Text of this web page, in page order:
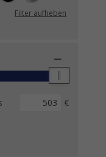
Filter aufheben
€